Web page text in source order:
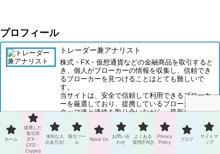
プロフィール
トレーダー兼アナリスト
株式・FX・仮想通貨などの金融商品を取引すると
き、個人がブローカーの情報を収集し、信頼でき
るブローカーを見つけることはとても難しいで
す。
当サイトは、安全で信頼して利用できるブローカ
ーを厳選しており、提携しているブローカーのス
タッフ達と連絡を取り合いながら、最新の情報を
入手しています。言葉の壁を感じる方は、口座開
設の代行もしています。
When trading financial products such as stocks,
Forex and cryptocurrencies, it is very difficult for
ホーム
提携した
取引所
(FX・
CFD・
Crypto)
便利な入
出金方法!
取引ツー
ル
About Us
お問い合
わせ
よくある
質問(FAQ)
Privacy
Policy
ブログ
サイトマ
ップ